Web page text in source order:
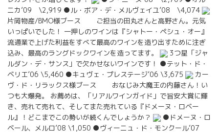
ニカ’09 \2,919 ●ル・ボア・デ・メルヴェイユ’08 \4,074
片岡物産/BMO様ブース ご担当の田丸さんと高野さん。元気
いっぱいでした！ 一押しのワインは『シャトー・ペシュ・オー』
流通業で上げた利益をすべて最高のワインを造り出すために注ぎ
込み、最高のラングドックワインを造ってます。
3つ星「ジャ
ルダン・デ・サンス」で欠かせないワインです！ ●テット・ド・
ベリエ’06 \5,460 ●キュヴェ・プレステージ’06 \3,675
カー
ヴ・ド・リラックス様ブース おなじみ大魔王の内藤さん！い
つも大爆発。 お薦めは、「リアルワインガイド」で旨安大賞に輝
き、売れて売れて、そしてまた売れている『ドメーヌ・ロベー
ル』！どこまでこの勢いが続くんでしょうか？
●ドメーヌ・ロ
ベール、メルロ’08 \1,050 ●ヴィーニュ・ド・モンクール’07